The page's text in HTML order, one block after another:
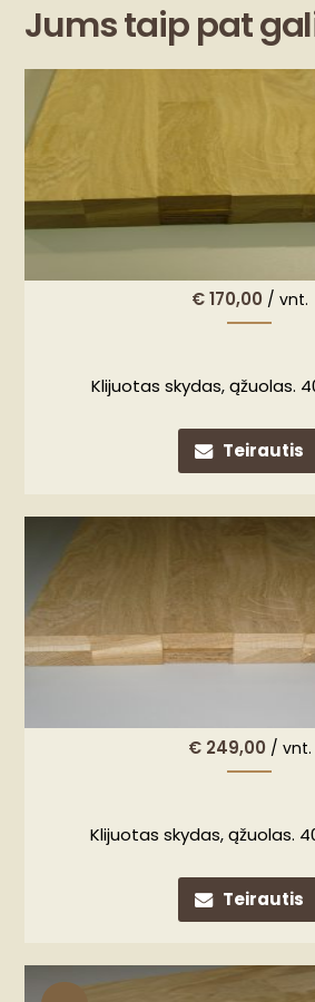
Jums taip pat
€170,00 / vnt.
Klijuotas skydas, ąžuolas.
Teirautis
€249,00 / vnt.
Klijuotas skydas, ąžuolas.
Teirautis